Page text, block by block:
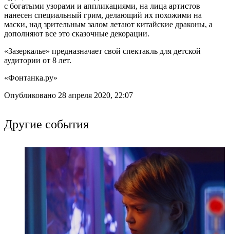
с богатыми узорами и аппликациями, на лица артистов
нанесен специальный грим, делающий их похожими на
маски, над зрительным залом летают китайские драконы, а
дополняют все это сказочные декорации.
«Зазеркалье» предназначает свой спектакль для детской
аудитории от 8 лет.
«Фонтанка.ру»
Опубликовано 28 апреля 2020, 22:07
Другие события